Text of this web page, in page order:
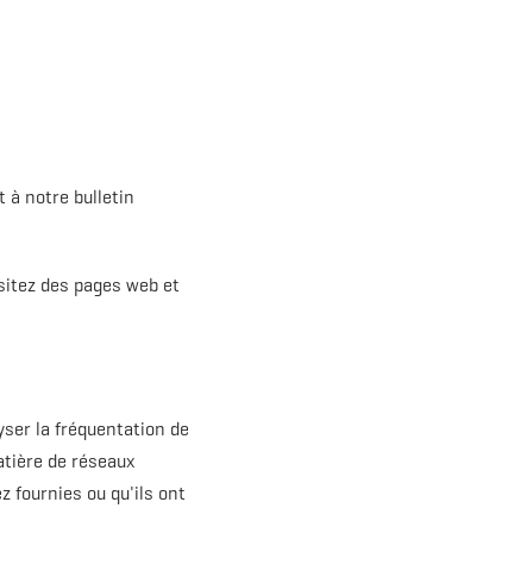
à notre bulletin
des pages web et
la fréquentation de
de réseaux
fournies ou qu'ils ont